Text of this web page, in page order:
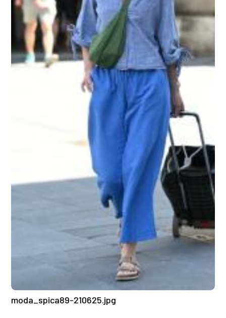
moda_spica89-210625.jpg